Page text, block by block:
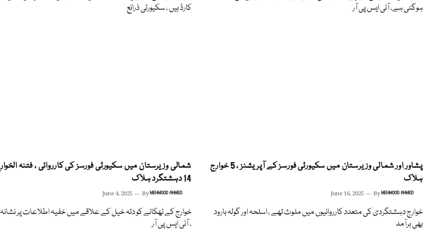
ہوگئی ہے، آئی ایس پی آر
کارڈ ہیں ، سکیورٹی ذرائع
پشاور اور شمالی وزیرستان میں سکیورٹی فورسز کے آپریشنز ، 5 خوارج
ہلاک
June 16, 2025 ByMEHMOOD AHMED
خوارج دہشتگردی کی متعدد کارروائیوں میں ملوث تھے ، اسلحہ اور گولہ بارود
بھی برآمد
شمالی وزیرستان میں سکیورٹی فورسز کی کارروائی ، فتنہ
14 دہشتگرد ہلاک
June 4, 2025 ByMEHMOOD AHMED
خوارج کے ٹھکانے کو دتہ خیل کے علاقے میں خفیہ اطلاعات پر نشانہ
، آئی ایس پی آر